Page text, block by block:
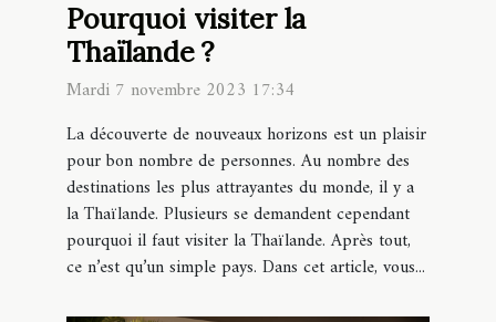
Pourquoi visiter la
Thaïlande ?
Mardi 7 novembre 2023 17:34
La découverte de nouveaux horizons est un plaisir
pour bon nombre de personnes. Au nombre des
destinations les plus attrayantes du monde, il y a
la Thaïlande. Plusieurs se demandent cependant
pourquoi il faut visiter la Thaïlande. Après tout,
ce n’est qu’un simple pays. Dans cet article, vous...